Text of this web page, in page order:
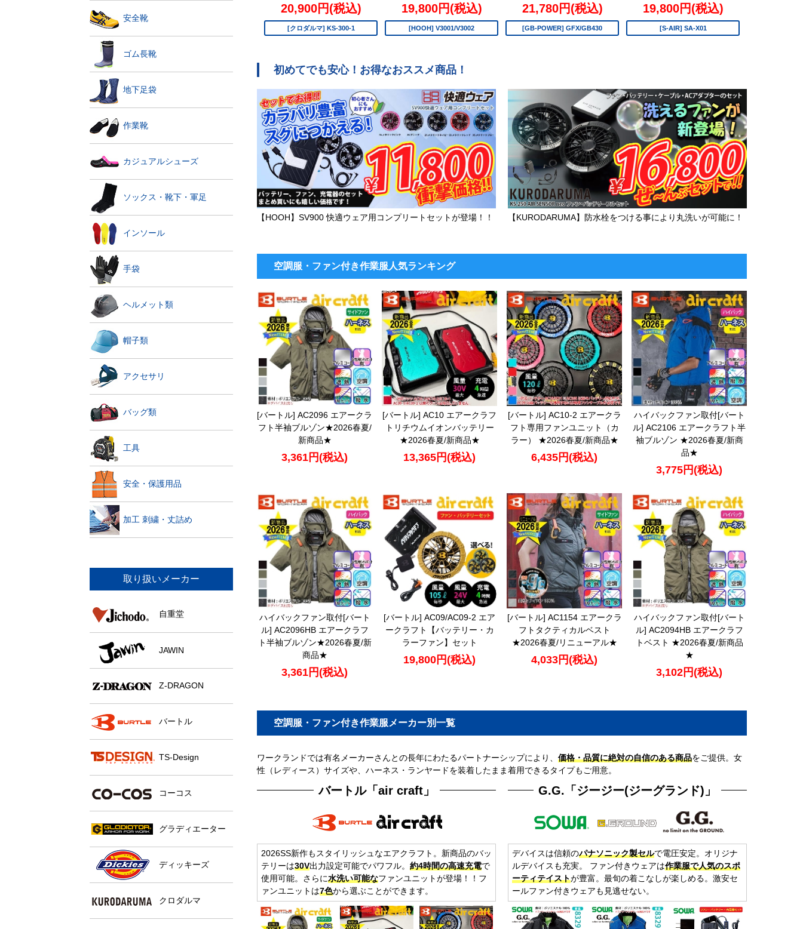
安全靴
ゴム長靴
地下足袋
作業靴
カジュアルシューズ
ソックス・靴下・軍足
インソール
手袋
ヘルメット類
帽子類
アクセサリ
バッグ類
工具
安全・保護用品
加工 刺繍・丈詰め
取り扱いメーカー
自重堂
JAWIN
Z-DRAGON
バートル
TS-Design
コーコス
グラディエーター
ディッキーズ
クロダルマ
20,900円(税込)
[クロダルマ] KS-300-1
19,800円(税込)
[HOOH] V3001/V3002
21,780円(税込)
[GB-POWER] GFX/GB430
19,800円(税込)
[S-AIR] SA-X01
初めてでも安心！お得なおススメ商品！
【HOOH】SV900 快適ウェア用コンプリートセットが登場！！ 【KURODARUMA】防水栓をつける事により丸洗いが可能に！
空調服・ファン付き作業服人気ランキング
[バートル] AC2096 エアークラ
フト半袖ブルゾン★2026春夏/
新商品★
3,361円(税込)
[バートル] AC10 エアークラフ
トリチウムイオンバッテリー
★2026春夏/新商品★
13,365円(税込)
[バートル] AC10-2 エアークラ
フト専用ファンユニット（カ
ラー） ★2026春夏/新商品★
6,435円(税込)
ハイバックファン取付[バート
ル] AC2106 エアークラフト半
袖ブルゾン ★2026春夏/新商
品★
3,775円(税込)
ハイバックファン取付[バート
ル] AC2096HB エアークラフ
ト半袖ブルゾン★2026春夏/新
商品★
3,361円(税込)
[バートル] AC09/AC09-2 エア
ークラフト【バッテリー・カ
ラーファン】セット
19,800円(税込)
[バートル] AC1154 エアークラ
フトタクティカルベスト
★2026春夏/リニューアル★
4,033円(税込)
ハイバックファン取付[バート
ル] AC2094HB エアークラフ
トベスト ★2026春夏/新商品
★
3,102円(税込)
空調服・ファン付き作業服メーカー別一覧
ワークランドでは有名メーカーさんとの長年にわたるパートナーシップにより、 価格・品質に絶対の自信のある商品をご提供。女
性（レディース）サイズや、ハーネス・ランヤードを装着したまま着用できるタイプもご用意。
バートル「air craft」
2026SS新作もスタイリッシュなエアクラフト。新商品のバッ
テリーは30V出力設定可能でパワフル。 約4時間の高速充電で
使用可能。さらに水洗い可能なファンユニットが登場！！フ
ァンユニットは7色から選ぶことができます。
G.G.「ジージー(ジーグランド)」
デバイスは信頼のパナソニック製セルで電圧安定。オリジナ
ルデバイスも充実。 ファン付きウェアは作業服で人気のスポ
ーティテイストが豊富。最旬の着こなしが楽しめる。激安セ
ールファン付きウェアも見逃せない。